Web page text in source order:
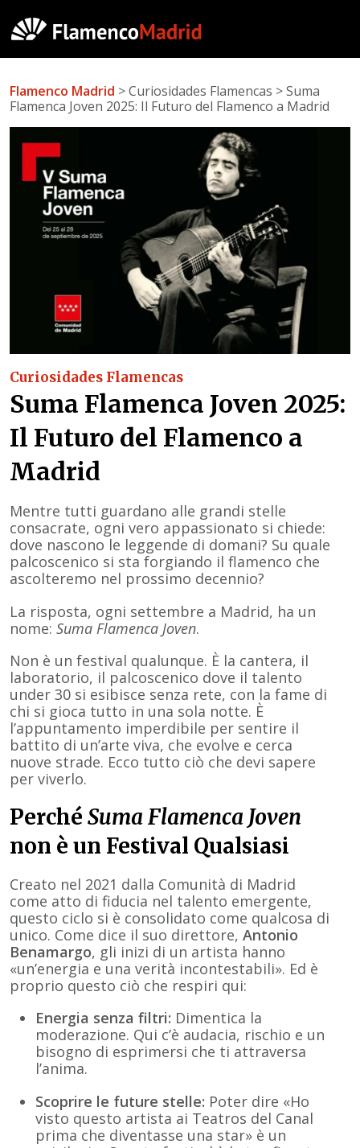
Flamenco Madrid > Curiosidades Flamencas > Suma
Flamenca Joven 2025: Il Futuro del Flamenco a Madrid
Curiosidades Flamencas
Suma Flamenca Joven 2025:
Il Futuro del Flamenco a
Madrid
Mentre tutti guardano alle grandi stelle
consacrate, ogni vero appassionato si chiede:
dove nascono le leggende di domani? Su quale
palcoscenico si sta forgiando il flamenco che
ascolteremo nel prossimo decennio?
La risposta, ogni settembre a Madrid, ha un
nome: Suma Flamenca Joven.
Non è un festival qualunque. È la cantera, il
laboratorio, il palcoscenico dove il talento
under 30 si esibisce senza rete, con la fame di
chi si gioca tutto in una sola notte. È
l’appuntamento imperdibile per sentire il
battito di un’arte viva, che evolve e cerca
nuove strade. Ecco tutto ciò che devi sapere
per viverlo.
Perché Suma Flamenca Joven
non è un Festival Qualsiasi
Creato nel 2021 dalla Comunità di Madrid
come atto di fiducia nel talento emergente,
questo ciclo si è consolidato come qualcosa di
unico. Come dice il suo direttore, Antonio
Benamargo, gli inizi di un artista hanno
«un’energia e una verità incontestabili». Ed è
proprio questo ciò che respiri qui:
Energia senza filtri: Dimentica la
moderazione. Qui c’è audacia, rischio e un
bisogno di esprimersi che ti attraversa
l’anima.
Scoprire le future stelle: Poter dire «Ho
visto questo artista ai Teatros del Canal
prima che diventasse una star» è un